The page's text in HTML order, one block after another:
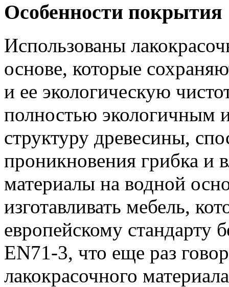
Особенности покрытия
Использованы
основе, которые
и ее экологическую
полностью экологичным
структуру древесины,
проникновения грибка и
материалы на водной
изготавливать мебель,
европейскому стандарту
EN71-3, что еще раз
лакокрасочного